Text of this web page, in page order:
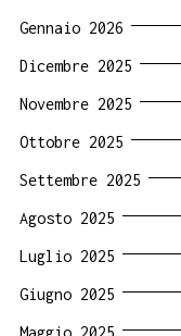
Gennaio 2026
Dicembre 2025
Novembre 2025
Ottobre 2025
Settembre 2025
Agosto 2025
Luglio 2025
Giugno 2025
Maggio 2025